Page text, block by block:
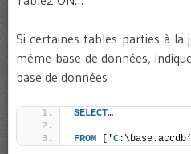
Si certaines tables parties à la
même base de données,
base de données :
SELECT…
FROM ['C